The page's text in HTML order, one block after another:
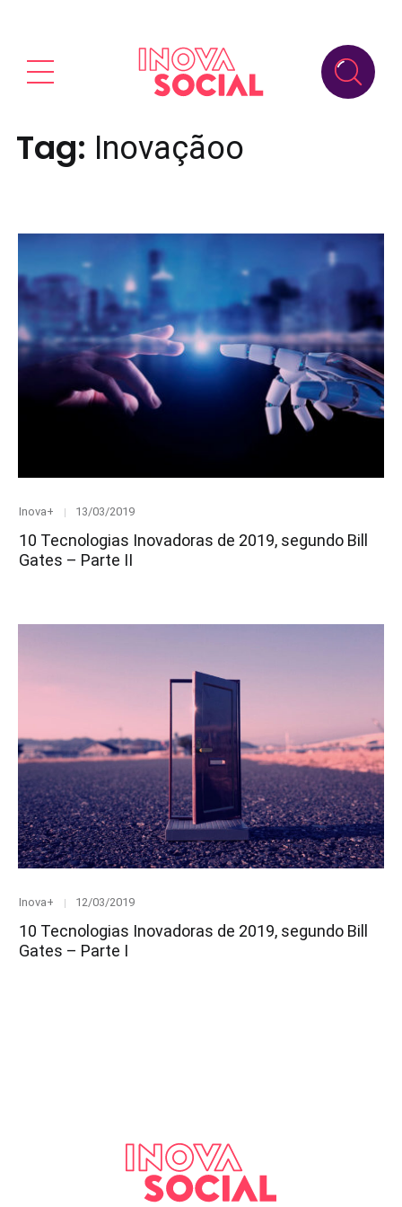
Tag: Inovaçãoo
Category
Inova+
Posted
13/03/2019
10 Tecnologias Inovadoras de 2019, segundo Bill
Gates – Parte II
Category
Inova+
Posted
12/03/2019
10 Tecnologias Inovadoras de 2019, segundo Bill
Gates – Parte I